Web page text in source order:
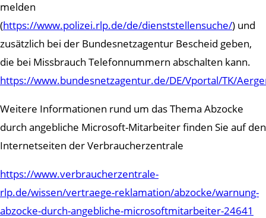
melden
(https://www.polizei.rlp.de/de/dienststellensuche/) und
zusätzlich bei der Bundesnetzagentur Bescheid geben,
die bei Missbrauch Telefonnummern abschalten kann.
https://www.bundesnetzagentur.de/DE/Vportal/TK/
Weitere Informationen rund um das Thema Abzocke
durch angebliche Microsoft-Mitarbeiter finden Sie auf den
Internetseiten der Verbraucherzentrale
https://www.verbraucherzentrale-
rlp.de/wissen/vertraege-reklamation/abzocke/warnung-
abzocke-durch-angebliche-microsoftmitarbeiter-24641